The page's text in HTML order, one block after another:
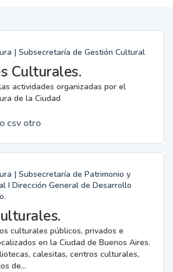
| Subsecretaría de Gestión Cultural
Culturales.
actividades organizadas por el
de la Ciudad
csv otro
| Subsecretaría de Patrimonio y
I Dirección General de Desarrollo
culturales públicos, privados e
en la Ciudad de Buenos Aires.
calesitas, centros culturales,
de...